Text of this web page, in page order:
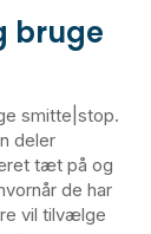
bruge
smitte|stop.
deler
tæt på og
de har
vil tilvælge